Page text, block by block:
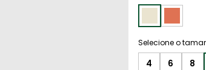
4 6 8